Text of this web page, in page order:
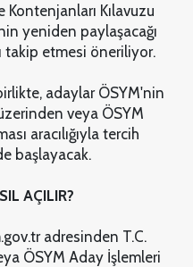
Kontenjanları Kılavuzu
yeniden paylaşacağı
takip etmesi öneriliyor.
adaylar ÖSYM'nin
veya ÖSYM
aracılığıyla tercih
başlayacak.
AÇILIR?
adresinden T.C.
ÖSYM Aday İşlemleri